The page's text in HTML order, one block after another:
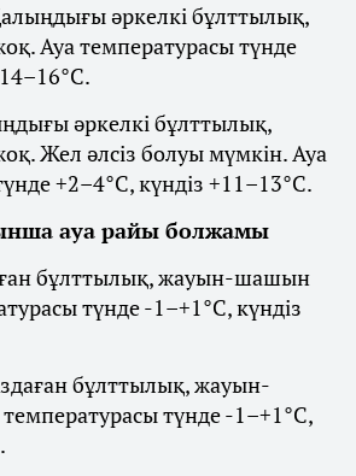
әркелкі бұлттылық,
Ауа температурасы түнде
әркелкі бұлттылық,
Жел әлсіз болуы мүмкін. Ауа
+2–4°С, күндіз +11–13°С.
ауа райы болжамы
бұлттылық, жауын-шашын
түнде -1–+1°С, күндіз
бұлттылық, жауын-
түнде -1–+1°С,